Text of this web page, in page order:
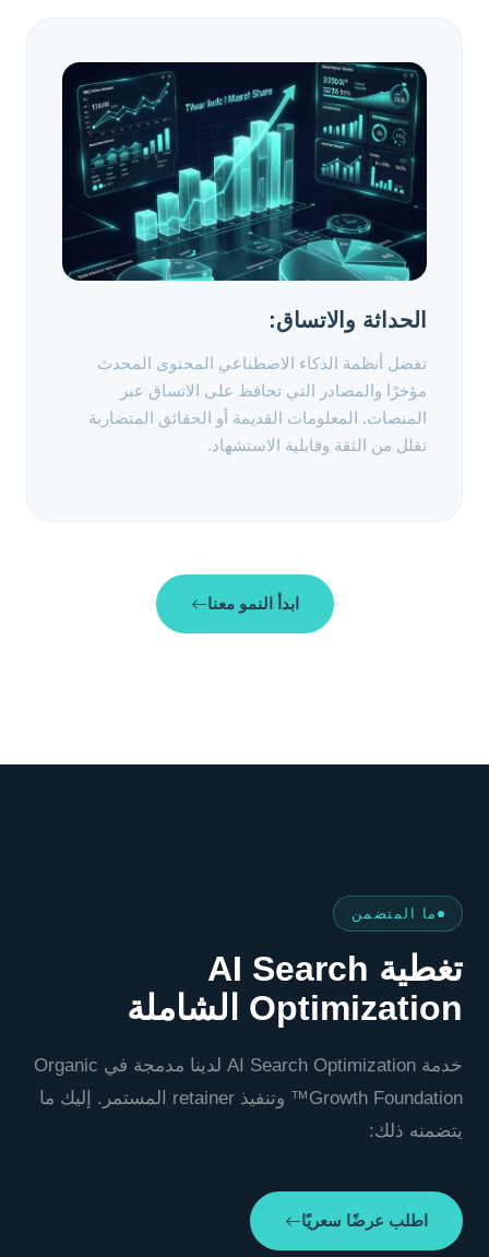
الحداثة والاتساق:
تفضل أنظمة الذكاء الاصطناعي المحتوى المحدث
مؤخرًا والمصادر التي تحافظ على الاتساق عبر
المنصات. المعلومات القديمة أو الحقائق المتضاربة
تقلل من الثقة وقابلية الاستشهاد.
ابدأ النمو معنا
ما المتضمن
تغطية AI Search
Optimization الشاملة
خدمة AI Search Optimization لدينا مدمجة في Organic
Growth Foundation™ وتنفيذ retainer المستمر. إليك ما
يتضمنه ذلك:
اطلب عرضًا سعريًا